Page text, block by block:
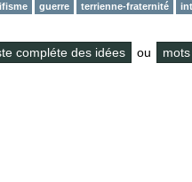
guerre terrienne-fraternité
compléte des idées ou